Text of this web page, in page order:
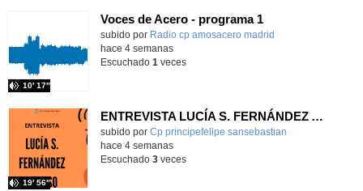
Voces de Acero - programa 1
Contenido educativo.
subido por Radio cp amosacero madrid
10′ 17″
hace 4 semanas
Escuchado 1 veces
ENTREVISTA LUCÍA S. FERNÁNDEZ ALONSO
subido por Cp principefelipe sansebastian
19′ 56″
hace 4 semanas
Escuchado 3veces